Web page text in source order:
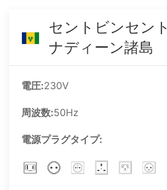
セントビンセン
ナディーン諸島
電圧:230V
周波数:50Hz
電源プラグタイプ: